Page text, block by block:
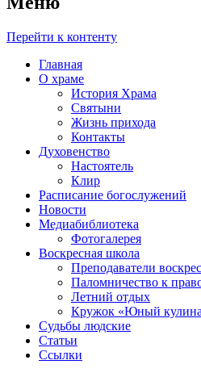
Перейти к контенту
Главная
О храме
История Храма
Святыни
Жизнь прихода
Контакты
Духовенство
Настоятель
Клир
Расписание богослужений
Новости
Медиабиблиотека
Фотогалерея
Воскресная школа
Преподаватели
Паломничество к
Летний отдых
Кружок «Юный
Судьбы людские
Статьи
Ссылки